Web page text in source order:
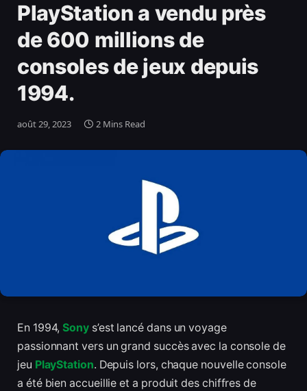
PlayStation a vendu près
de 600 millions de
consoles de jeux depuis
1994.
août 29, 2023 2 Mins Read
En 1994,Sony s’est lancé dans un voyage
passionnant vers un grand succès avec la console de
jeu PlayStation. Depuis lors, chaque nouvelle console
a été bien accueillie et a produit des chiffres de